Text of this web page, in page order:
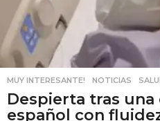
MUY INTERESANTE! ,NOTICIAS ,
Despierta tras
español con